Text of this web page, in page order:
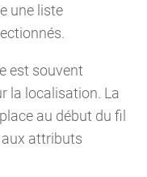
une liste
est souvent
la localisation. La
au début du fil
attributs